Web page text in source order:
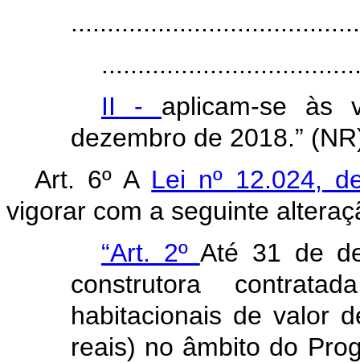
II - aplicam-se às
dezembro de 2018.”
Art. 6º A Lei nº 12.024,
vigorar com a seguinte
“Art. 2º Até 31 de
construtora
habitacionais de valor
reais) no âmbito do